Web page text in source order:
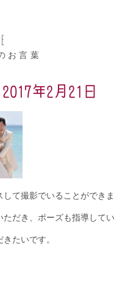
お言葉
年2月21日
て撮影でいることができま
だき、ポーズも指導してい
たいです。